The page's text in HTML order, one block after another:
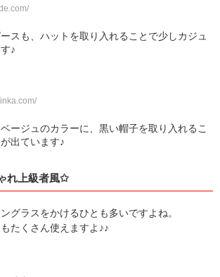
スも、ハットを取り入れることで少しカジュ
♪
ージュのカラーに、黒い帽子を取り入れるこ
出ています♪
れ上級者風✩
グラスをかけるひとも多いですよね。
たくさん使えますよ♪♪